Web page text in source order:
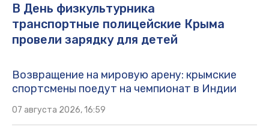
В День физкультурника
транспортные полицейские Крыма
провели зарядку для детей
Возвращение на мировую арену: крымские
спортсмены поедут на чемпионат в Индии
07 августа 2026, 16:59